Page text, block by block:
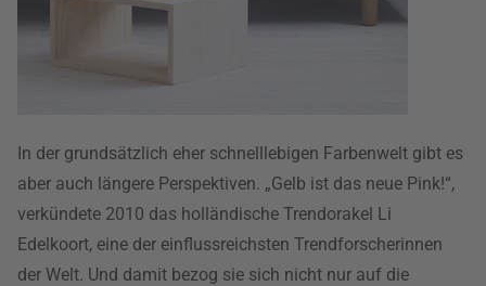
In der grundsätzlich eher schnelllebigen Farbenwelt gibt es
aber auch längere Perspektiven. „Gelb ist das neue Pink!“,
verkündete 2010 das holländische Trendorakel Li
Edelkoort, eine der einflussreichsten Trendforscherinnen
der Welt. Und damit bezog sie sich nicht nur auf die